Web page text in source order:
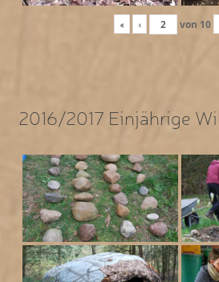
« ‹ von 10
2016/2017 Einjährige